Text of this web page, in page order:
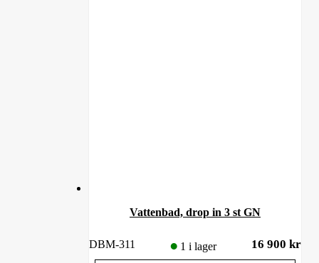
Vattenbad, drop in 3 st GN
DBM-311 1 i lager 16 900 kr